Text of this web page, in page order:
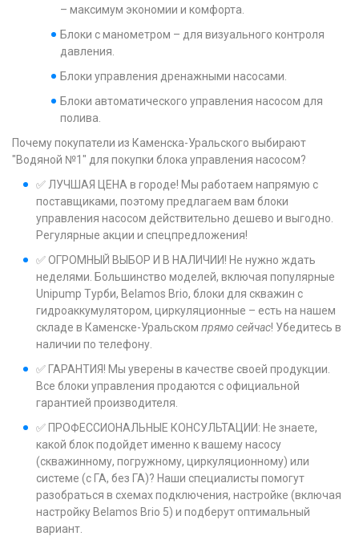
– максимум экономии и комфорта.
Блоки с манометром – для визуального контроля
давления.
Блоки управления дренажными насосами.
Блоки автоматического управления насосом для
полива.
Почему покупатели из Каменска-Уральского выбирают
"Водяной №1" для покупки блока управления насосом?
✅ ЛУЧШАЯ ЦЕНА в городе! Мы работаем напрямую с
поставщиками, поэтому предлагаем вам блоки
управления насосом действительно дешево и выгодно.
Регулярные акции и спецпредложения!
✅ ОГРОМНЫЙ ВЫБОР И В НАЛИЧИИ! Не нужно ждать
неделями. Большинство моделей, включая популярные
Unipump Турби, Belamos Brio, блоки для скважин с
гидроаккумулятором, циркуляционные – есть на нашем
складе в Каменске-Уральском прямо сейчас! Убедитесь в
наличии по телефону.
✅ ГАРАНТИЯ! Мы уверены в качестве своей продукции.
Все блоки управления продаются с официальной
гарантией производителя.
✅ ПРОФЕССИОНАЛЬНЫЕ КОНСУЛЬТАЦИИ: Не знаете,
какой блок подойдет именно к вашему насосу
(скважинному, погружному, циркуляционному) или
системе (с ГА, без ГА)? Наши специалисты помогут
разобраться в схемах подключения, настройке (включая
настройку Belamos Brio 5) и подберут оптимальный
вариант.